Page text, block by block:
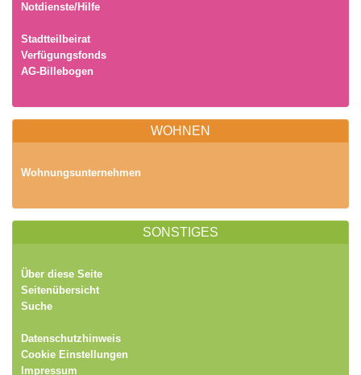
Notdienste/Hilfe
Stadtteilbeirat
Verfügungsfonds
AG-Billebogen
WOHNEN
Wohnungsunternehmen
SONSTIGES
Über diese Seite
Seitenübersicht
Suche
Datenschutzhinweis
Cookie Einstellungen
Impressum